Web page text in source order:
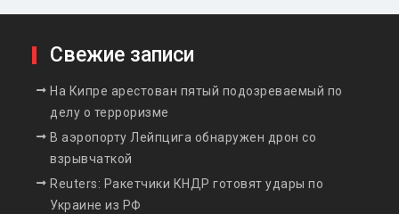
Свежие записи
На Кипре арестован пятый подозреваемый по
делу о терроризме
В аэропорту Лейпцига обнаружен дрон со
взрывчаткой
Reuters: Ракетчики КНДР готовят удары по
Украине из РФ